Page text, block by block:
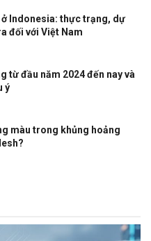
ở Indonesia: thực trạng, dự
đối với Việt Nam
từ đầu năm 2024 đến nay và
ý
màu trong khủng hoảng